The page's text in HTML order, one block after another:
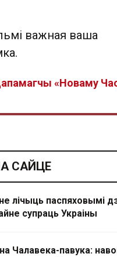
важная ваша
«Новаму
САЙЦЕ
лічыць паспяховымі
супраць Украіны
Чалавека-павука: